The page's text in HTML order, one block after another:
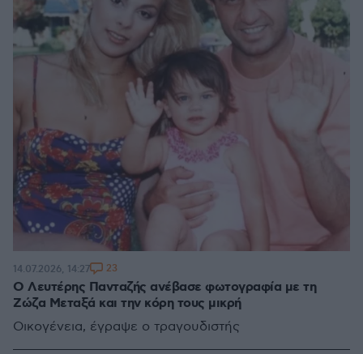
Ο Λευτέρης Πανταζής ανέβασε φωτογραφία με τη
Ζώζα Μεταξά και την κόρη τους μικρή
Οικογένεια, έγραψε ο τραγουδιστής
14.07.2026, 14:27 23